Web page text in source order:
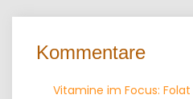
Kommentare
Vitamine im Focus: